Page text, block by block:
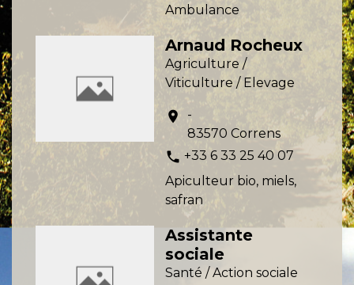
Ambulance
Arnaud Rocheux
Agriculture /
Viticulture / Elevage
location_on
-
83570 Correns
phone +33 6 33 25 40 07
Apiculteur bio, miels,
safran
Assistante
sociale
Santé / Action sociale